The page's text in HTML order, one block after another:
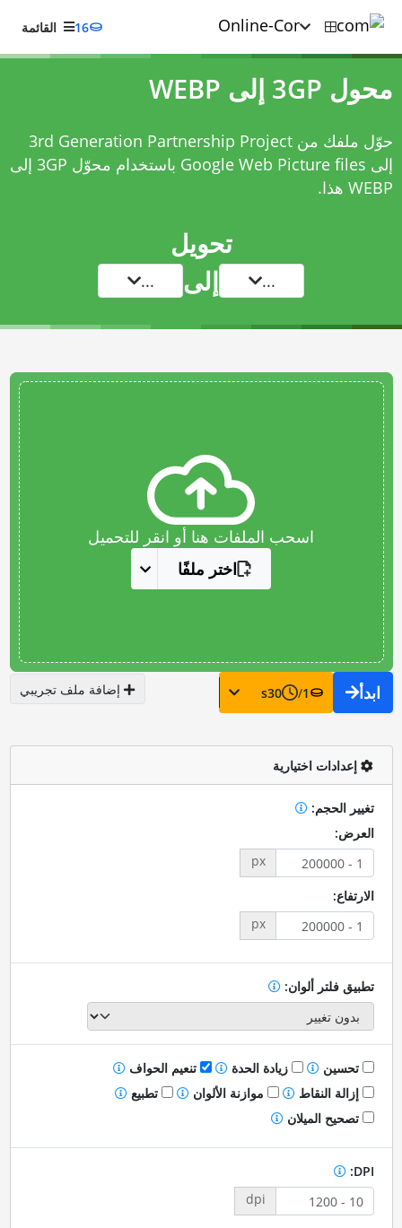
16 القائمة
محول 3GP إلى WEBP
حوّل ملفك من 3rd Generation Partnership Project
إلى Google Web Picture files باستخدام
محوّل 3GP إلى
WEBPهذا.
تحويل
... إلى ...
اسحب الملفات هنا أو انقر للتحميل
اختر ملفًا
ابدأ 1
/
30
s إضافة ملف تجريبي
إعدادات اختيارية
تغيير الحجم:
العرض:
px
الارتفاع:
px
تطبيق فلتر ألوان:
تحسين زيادة الحدة
تنعيم الحواف
إزالة النقاط
موازنة الألوان
تطبيع
تصحيح الميلان
DPI:
dpi